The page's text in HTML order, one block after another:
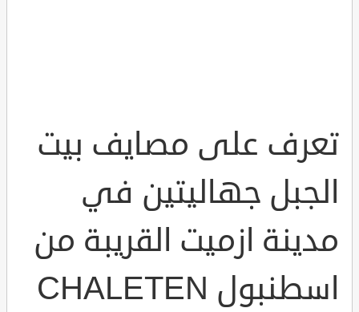
تعرف على مصايف بيت
الجبل جهاليتين في
مدينة ازميت القريبة من
اسطنبول CHALETEN